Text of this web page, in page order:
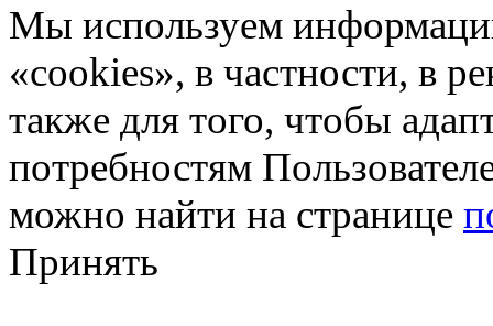
Мы используем
«cookies», в частности, в
также для того, чтобы
потребностям
можно найти на странице
Принять